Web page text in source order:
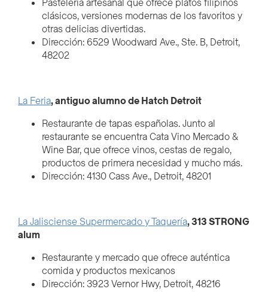
Pastelería artesanal que ofrece platos filipinos
clásicos, versiones modernas de los favoritos y
otras delicias divertidas.
Dirección: 6529 Woodward Ave., Ste. B, Detroit,
48202
La Feria, antiguo alumno de Hatch Detroit
Restaurante de tapas españolas. Junto al
restaurante se encuentra Cata Vino Mercado &
Wine Bar, que ofrece vinos, cestas de regalo,
productos de primera necesidad y mucho más.
Dirección: 4130 Cass Ave., Detroit, 48201
La Jalisciense Supermercado y Taquería, 313 STRONG
alum
Restaurante y mercado que ofrece auténtica
comida y productos mexicanos
Dirección: 3923 Vernor Hwy, Detroit, 48216